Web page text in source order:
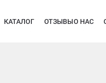
КАТАЛОГ ОТЗЫВЫО НАС